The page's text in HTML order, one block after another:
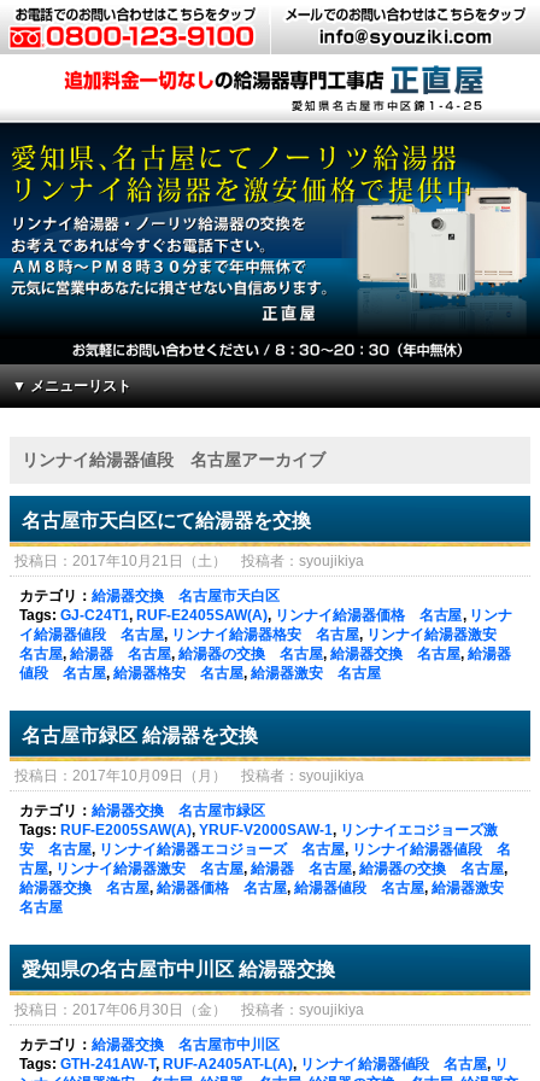
▼ メニューリスト
リンナイ給湯器値段 名古屋アーカイブ
名古屋市天白区にて給湯器を交換
投稿日：2017年10月21日（土） 投稿者：syoujikiya
カテゴリ： 給湯器交換 名古屋市天白区
Tags: GJ-C24T1, RUF-E2405SAW(A), リンナイ給湯器価格 名古屋, リンナ
イ給湯器値段 名古屋, リンナイ給湯器格安 名古屋, リンナイ給湯器激安
名古屋, 給湯器 名古屋, 給湯器の交換 名古屋, 給湯器交換 名古屋, 給湯器
値段 名古屋, 給湯器格安 名古屋, 給湯器激安 名古屋
名古屋市緑区 給湯器を交換
投稿日：2017年10月09日（月） 投稿者：syoujikiya
カテゴリ： 給湯器交換 名古屋市緑区
Tags: RUF-E2005SAW(A), YRUF-V2000SAW-1, リンナイエコジョーズ激
安 名古屋, リンナイ給湯器エコジョーズ 名古屋, リンナイ給湯器値段 名
古屋, リンナイ給湯器激安 名古屋, 給湯器 名古屋, 給湯器の交換 名古屋,
給湯器交換 名古屋, 給湯器価格 名古屋, 給湯器値段 名古屋, 給湯器激安
名古屋
愛知県の名古屋市中川区 給湯器交換
投稿日：2017年06月30日（金） 投稿者：syoujikiya
カテゴリ： 給湯器交換 名古屋市中川区
Tags: GTH-241AW-T, RUF-A2405AT-L(A), リンナイ給湯器値段 名古屋, リ